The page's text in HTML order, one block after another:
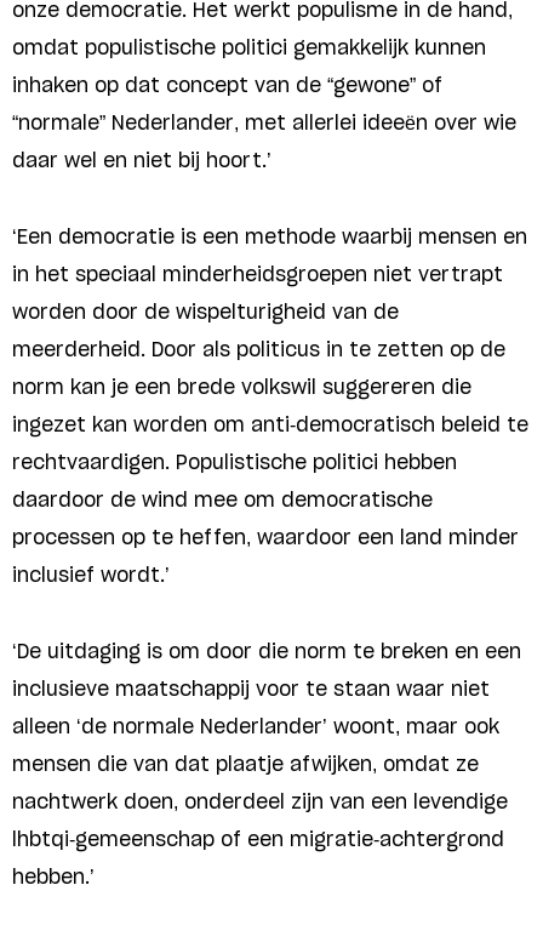
onze democratie. Het werkt populisme in de hand,
omdat populistische politici gemakkelijk kunnen
inhaken op dat concept van de “gewone” of
“normale” Nederlander, met allerlei ideeën over wie
daar wel en niet bij hoort.’
‘Een democratie is een methode waarbij mensen en
in het speciaal minderheidsgroepen niet vertrapt
worden door de wispelturigheid van de
meerderheid. Door als politicus in te zetten op de
norm kan je een brede volkswil suggereren die
ingezet kan worden om anti-democratisch beleid te
rechtvaardigen. Populistische politici hebben
daardoor de wind mee om democratische
processen op te heffen, waardoor een land minder
inclusief wordt.’
‘De uitdaging is om door die norm te breken en een
inclusieve maatschappij voor te staan waar niet
alleen ‘de normale Nederlander’ woont, maar ook
mensen die van dat plaatje afwijken, omdat ze
nachtwerk doen, onderdeel zijn van een levendige
lhbtqi-gemeenschap of een migratie-achtergrond
hebben.’